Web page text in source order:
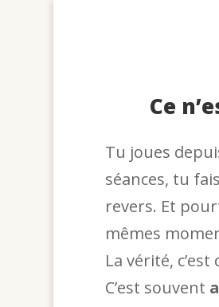
Ce
Tu joues
séances, tu
revers. Et
mêmes
La vérité,
C’est souvent